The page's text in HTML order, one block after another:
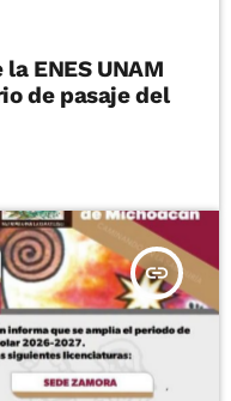
ENES UNAM
insert_link